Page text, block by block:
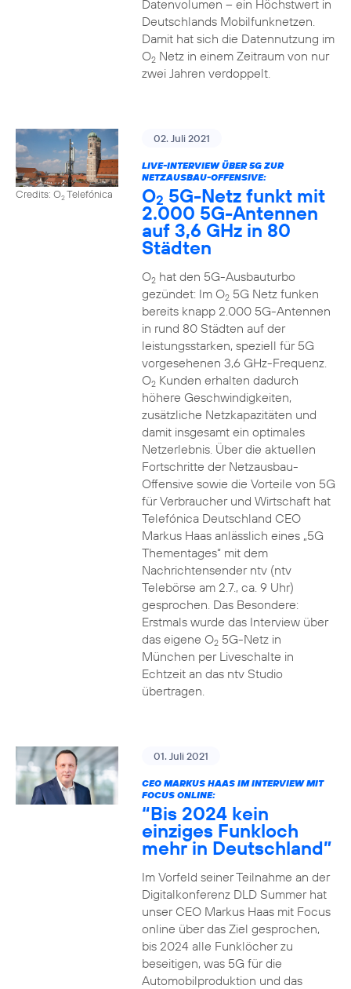
Datenvolumen – ein Höchstwert in
Deutschlands Mobilfunknetzen.
Damit hat sich die Datennutzung im
O2Netz in einem Zeitraum von nur
zwei Jahren verdoppelt.
Credits: O2Telefónica
02. Juli 2021
LIVE-INTERVIEW ÜBER 5G ZUR
NETZAUSBAU-OFFENSIVE:
O2 5G-Netz funkt mit
2.000 5G-Antennen
auf 3,6 GHz in 80
Städten
O2hat den 5G-Ausbauturbo
gezündet: Im O25G Netz funken
bereits knapp 2.000 5G-Antennen
in rund 80 Städten auf der
leistungsstarken, speziell für 5G
vorgesehenen 3,6 GHz-Frequenz.
O2Kunden erhalten dadurch
höhere Geschwindigkeiten,
zusätzliche Netzkapazitäten und
damit insgesamt ein optimales
Netzerlebnis. Über die aktuellen
Fortschritte der Netzausbau-
Offensive sowie die Vorteile von 5G
für Verbraucher und Wirtschaft hat
Telefónica Deutschland CEO
Markus Haas anlässlich eines „5G
Thementages“ mit dem
Nachrichtensender ntv (ntv
Telebörse am 2.7., ca. 9 Uhr)
gesprochen. Das Besondere:
Erstmals wurde das Interview über
das eigene O25G-Netz in
München per Liveschalte in
Echtzeit an das ntv Studio
übertragen.
01. Juli 2021
CEO MARKUS HAAS IM INTERVIEW MIT
FOCUS ONLINE:
“Bis 2024 kein
einziges Funkloch
mehr in Deutschland”
Im Vorfeld seiner Teilnahme an der
Digitalkonferenz DLD Summer hat
unser CEO Markus Haas mit Focus
online über das Ziel gesprochen,
bis 2024 alle Funklöcher zu
beseitigen, was 5G für die
Automobilproduktion und das